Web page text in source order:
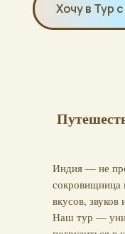
Хочу в Тур
Индия — не
сокровищница
вкусов, звуков
Наш тур —